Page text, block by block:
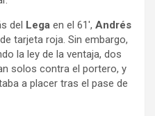
del
Lega en el 61′, Andrés
tarjeta roja. Sin embargo,
la ley de la ventaja, dos
solos contra el portero, y
a placer tras el pase de